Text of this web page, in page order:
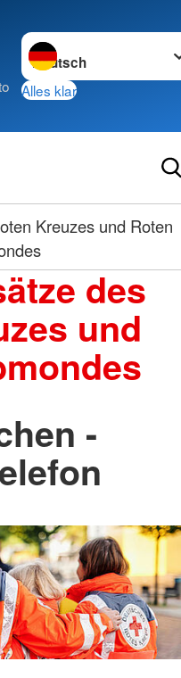
Sprache wechseln zu
Alles klar
des
und
-